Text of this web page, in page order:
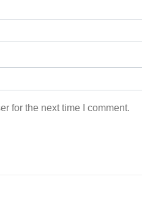
for the next time I comment.